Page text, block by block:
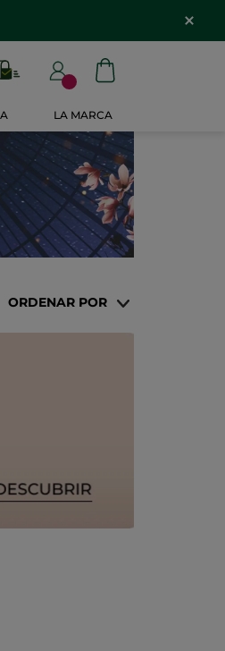
LA MARCA
ORDENAR POR